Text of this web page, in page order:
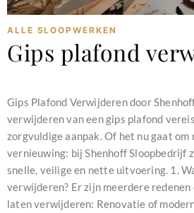
ALLE SLOOPWERKEN
Gips plafond
Gips Plafond Verwijderen door
verwijderen van een gips plafond
zorgvuldige aanpak. Of het nu gaat om
vernieuwing: bij Shenhoff Sloopbedrijf
snelle, veilige en nette uitvoering. 1.
verwijderen? Er zijn meerdere redenen
laten verwijderen: Renovatie of